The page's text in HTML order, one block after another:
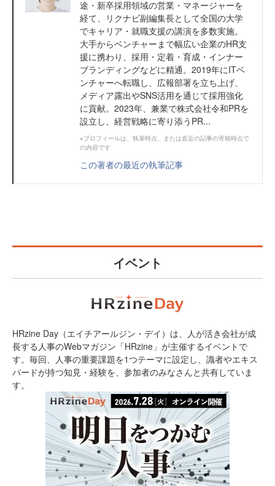
途・新卒採用領域の営業・マネージャーを
経て、リクナビ副編集長として全国の大学
でキャリア・就職支援の講演を多数実施。
大手からベンチャーまで幅広い企業のHR支
援に携わり、採用・定着・育成・インナー
ブランディングなどに精通。2019年にITベ
ンチャーへ転職し、広報部署を立ち上げ、
メディア露出やSNS活用を通じて採用強化
に貢献。2023年、兼業で株式会社令和PRを
設立し、経営戦略に寄り添うPR...
※プロフィールは、執筆時点、または直近の記事の寄稿時点で
の内容です
この著者の最近の執筆記事
イベント
HRzine Day（エイチアールジン・デイ）は、人が活き会社が成
長する人事のWebマガジン「HRzine」が主催するイベントで
す。毎回、人事の重要課題を1つテーマに設定し、識者やエキス
パードが持つ知見・経験を、参加者のみなさんと共有していま
す。